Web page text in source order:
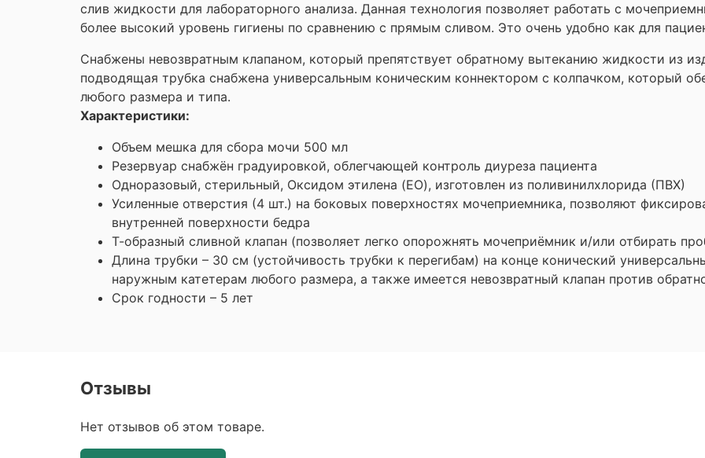
слив жидкости для лабораторного анализа. Данная технология позволяет работать с
более высокий уровень гигиены по сравнению с прямым сливом. Это очень удобно как для
Снабжены невозвратным клапаном, который препятствует обратному вытеканию жидкости из
подводящая трубка снабжена универсальным коническим коннектором с колпачком, который
любого размера и типа.
Характеристики:
Объем мешка для сбора мочи 500 мл
Резервуар снабжён градуировкой, облегчающей контроль диуреза пациента
Одноразовый, стерильный, Оксидом этилена (EO), изготовлен из поливинилхлорида (ПВХ)
Усиленные отверстия (4 шт.) на боковых поверхностях мочеприемника, позволяют
внутренней поверхности бедра
Т-образный сливной клапан (позволяет легко опорожнять мочеприёмник и/или отбирать
Длина трубки – 30 см (устойчивость трубки к перегибам) на конце конический
наружным катетерам любого размера, а также имеется невозвратный клапан против
Срок годности – 5 лет
Отзывы
Нет отзывов об этом товаре.